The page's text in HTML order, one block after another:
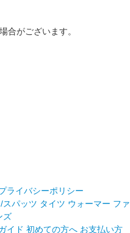
合がございます。
ライバシーポリシー
スパッツ タイツ ウォーマー ファ
ズ
イド 初めての方へ お支払い方